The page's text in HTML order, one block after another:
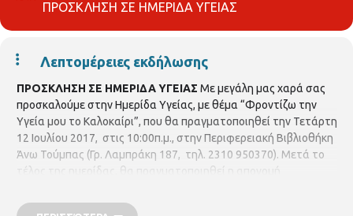
ΠΡΟΣΚΛΗΣΗ ΣΕ ΗΜΕΡΙΔΑ ΥΓΕΙΑΣ
Λεπτομέρειες εκδήλωσης
ΠΡΟΣΚΛΗΣΗ ΣΕ ΗΜΕΡΙΔΑ ΥΓΕΙΑΣ Με μεγάλη μας χαρά σας
προσκαλούμε στην Ημερίδα Υγείας, με θέμα “Φροντίζω την
Υγεία μου το Καλοκαίρι”, που θα πραγματοποιηθεί την Τετάρτη
12 Ιουλίου 2017, στις 10:00π.μ., στην Περιφερειακή Βιβλιοθήκη
Άνω Τούμπας (Γρ. Λαμπράκη 187, τηλ. 2310 950370). Μετά το
τέλος της ημερίδας, θα πραγματοποιηθεί η απονομή
και Πληροφορικής.